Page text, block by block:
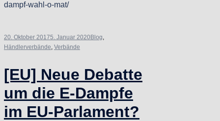
dampf-wahl-o-mat/
20. Oktober 20175. Januar 2020 Blog,
Händlerverbände, Verbände
[EU] Neue Debatte
um die E-Dampfe
im EU-Parlament?